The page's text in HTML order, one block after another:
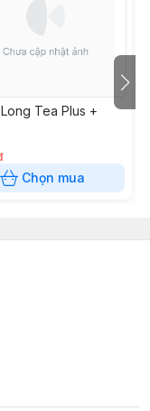
Tea Plus +
Chọn mua